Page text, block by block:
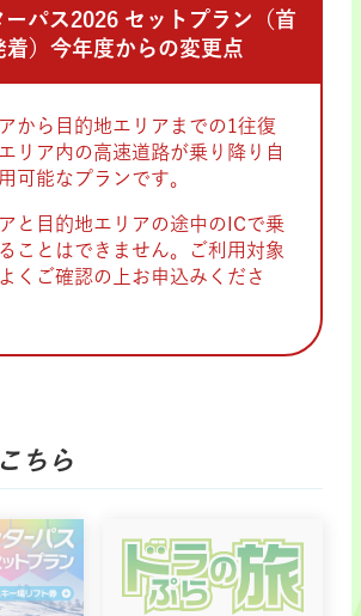
ーパス2026 セットプラン（首
） 今年度からの変更点
から目的地エリアまでの1往復
リア内の高速道路が乗り降り自
可能なプランです。
と目的地エリアの途中のICで乗
ことはできません。ご利用対象
くご確認の上お申込みくださ
ちら